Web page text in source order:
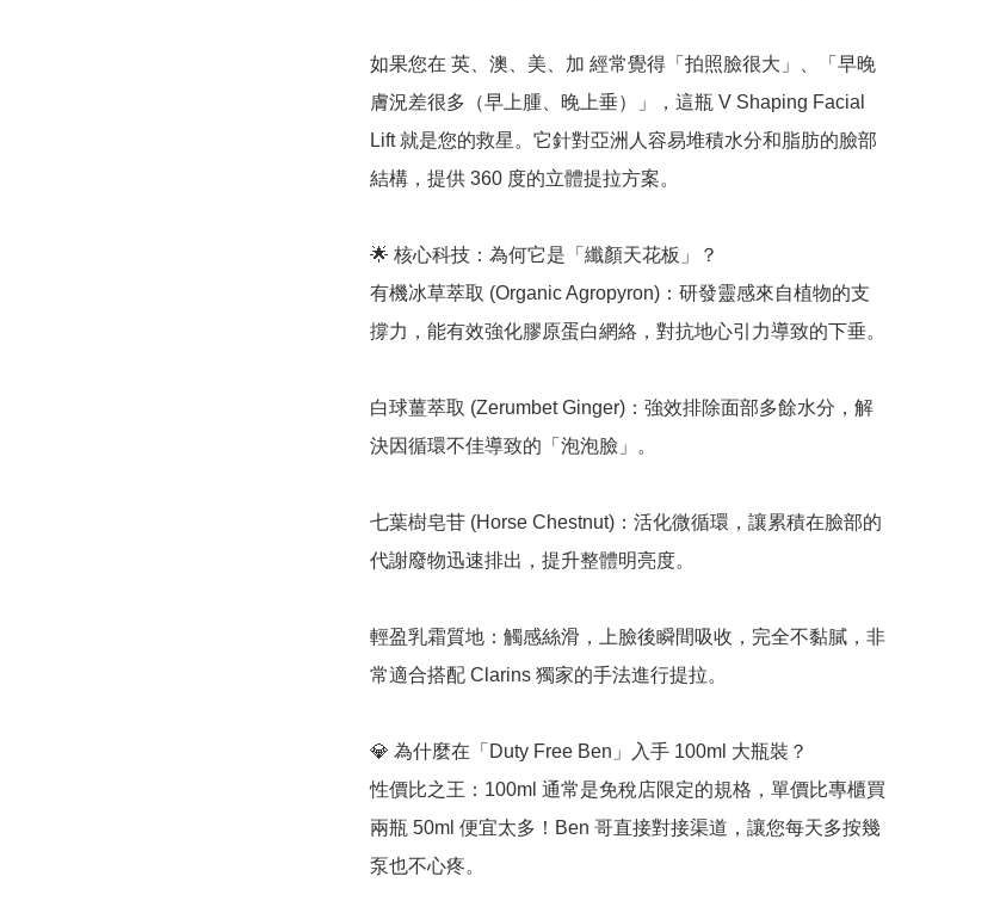
如果您在 英、澳、美、加 經常覺得「拍照臉很大」、「早晚
膚況差很多（早上腫、晚上垂）」，這瓶 V Shaping Facial
Lift 就是您的救星。它針對亞洲人容易堆積水分和脂肪的臉部
結構，提供 360 度的立體提拉方案。
🌟 核心科技：為何它是「纖顏天花板」？
有機冰草萃取 (Organic Agropyron)：研發靈感來自植物的支
撐力，能有效強化膠原蛋白網絡，對抗地心引力導致的下垂。
白球薑萃取 (Zerumbet Ginger)：強效排除面部多餘水分，解
決因循環不佳導致的「泡泡臉」。
七葉樹皂苷 (Horse Chestnut)：活化微循環，讓累積在臉部的
代謝廢物迅速排出，提升整體明亮度。
輕盈乳霜質地：觸感絲滑，上臉後瞬間吸收，完全不黏膩，非
常適合搭配 Clarins 獨家的手法進行提拉。
💎 為什麼在「Duty Free Ben」入手 100ml 大瓶裝？
性價比之王：100ml 通常是免稅店限定的規格，單價比專櫃買
兩瓶 50ml 便宜太多！Ben 哥直接對接渠道，讓您每天多按幾
泵也不心疼。